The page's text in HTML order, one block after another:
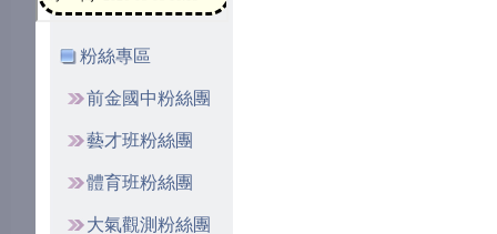
粉絲專區
前金國中粉絲團
藝才班粉絲團
體育班粉絲團
大氣觀測粉絲團